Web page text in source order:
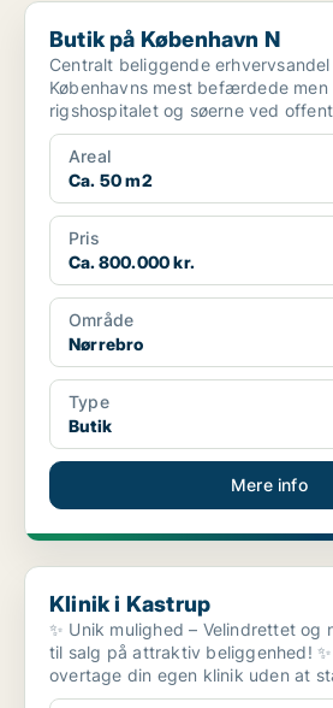
Butik på København N
Butik på København N
Centralt beliggende
Københavns mest befærdede
rigshospitalet og søerne ved
Lokalerne er be...
Areal
Ca. 50 m2
Pris
Ca. 800.000 kr.
Område
Nørrebro
Type
Butik
Mere info
Klinik i Kastrup
Klinik i Kastrup
✨ Unik mulighed – Velindrettet og
til salg på attraktiv beliggenhed!
overtage din egen klinik uden at